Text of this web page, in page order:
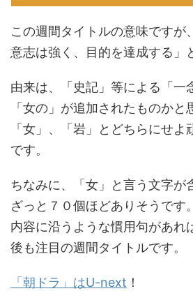
この週間タイトルの意味ですが
意志は強く、目的を達成する」
由来は、「史記」等による「一
「女の」が追加されたものかと
「女」、「岩」とどちらにせよ
です。
ちなみに、「女」と言う文字が
ざっと７０個ほどありそうです
内容に沿うような慣用句があれ
後も注目の週間タイトルです。
「朝ドラ」はU-next ！